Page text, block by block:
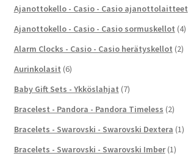
Ajanottokello - Casio - Casio ajanottolaitteet
Ajanottokello - Casio - Casio sormuskellot (4)
Alarm Clocks - Casio - Casio herätyskellot (2)
Aurinkolasit (6)
Baby Gift Sets - Ykköslahjat (7)
Bracelest - Pandora - Pandora Timeless (2)
Bracelets - Swarovski - Swarovski Dextera (1)
Bracelets - Swarovski - Swarovski Imber (1)